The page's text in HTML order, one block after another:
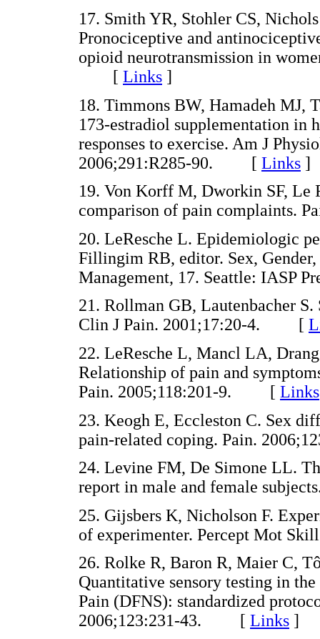
17. Smith YR, Stohler CS,
Pronociceptive and
opioid neurotransmission in
[ Links ]
18. Timmons BW, Hamadeh MJ,
173-estradiol supplementation in
responses to exercise. Am J
2006;291:R285-90. [ Links ]
19. Von Korff M, Dworkin SF, Le
comparison of pain
20. LeResche L. Epidemiologic
Fillingim RB, editor. Sex, Gender,
Management, 17. Seattle:
21. Rollman GB, Lautenbacher
Clin J Pain. 2001;17:20-4. [
22. LeResche L, Mancl LA,
Relationship of pain and
Pain. 2005;118:201-9. [ Links
23. Keogh E, Eccleston C. Sex
pain-related coping. Pain.
24. Levine FM, De Simone LL.
report in male and female
25. Gijsbers K, Nicholson F.
of experimenter. Percept Mot
26. Rolke R, Baron R, Maier C,
Quantitative sensory testing in
Pain (DFNS): standardized
2006;123:231-43. [ Links ]